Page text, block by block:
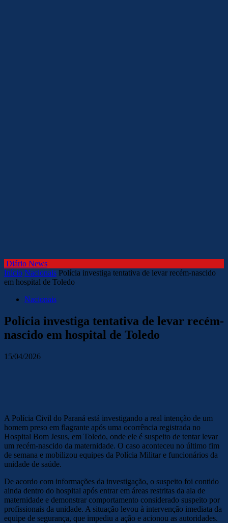
Diário News
Início Nacionais Polícia investiga tentativa de levar recém-nascido
em hospital de Toledo
Nacionais
Polícia investiga tentativa de levar recém-
nascido em hospital de Toledo
15/04/2026
A Polícia Civil do Paraná está investigando a real intenção de um
homem preso em flagrante após uma ocorrência registrada no
Hospital Bom Jesus, em Toledo, onde ele é suspeito de tentar levar
um recém-nascido da maternidade. O caso aconteceu no último fim
de semana e mobilizou equipes da Polícia Militar e funcionários da
unidade de saúde.
De acordo com informações da investigação, o suspeito foi contido
ainda dentro do hospital após entrar em áreas restritas da ala de
maternidade e demonstrar comportamento considerado suspeito por
profissionais da unidade. A situação levou à intervenção imediata da
equipe de segurança, que impediu a ação e acionou as autoridades.